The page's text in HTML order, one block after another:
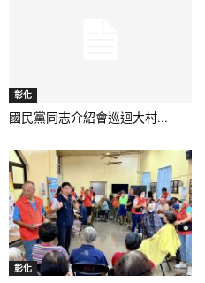
彰化
國民黨同志介紹會巡迴大村...
彰化